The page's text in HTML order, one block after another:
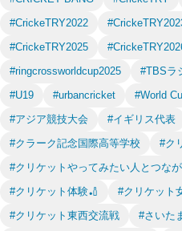
#CrickeTRY2022
#CrickeTRY2025
#ringcrossworldcup2025
#TBSラ
#U19
#urbancricket #World
#アジア競技大会
#イギリス代表
#クラーク記念国際高等学校
#ク
#クリケットやってみたい人とつな
#クリケット体験🏏
#クリケット
#クリケット東西交流戦
#さいた